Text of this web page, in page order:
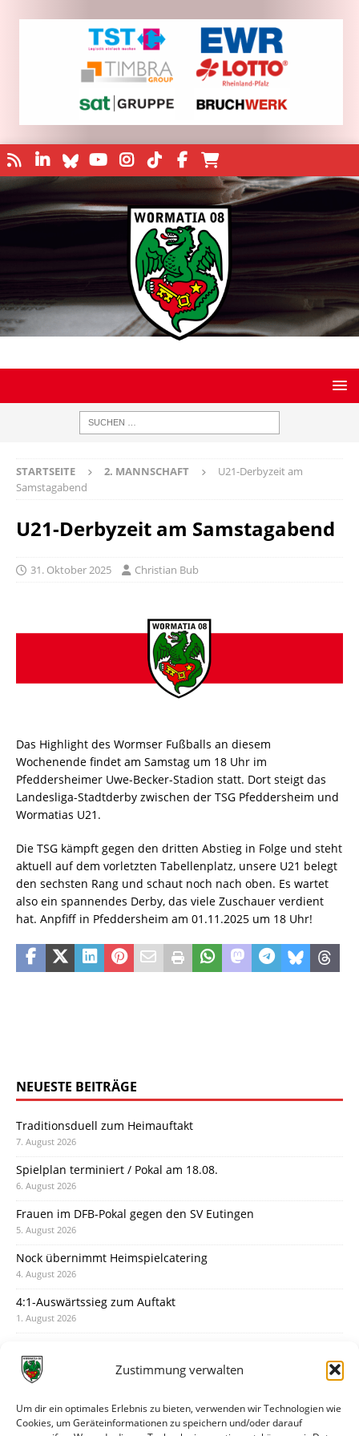
Zustimmung verwalten
Um dir ein optimales Erlebnis zu bieten, verwenden wir Technologien wie
Cookies, um Geräteinformationen zu speichern und/oder darauf
STARTSEITE 2. MANNSCHAFT
U21-Derbyzeit am
Samstagabend
U21-Derbyzeit am Samstagabend
31. Oktober 2025 Christian Bub
Das Highlight des Wormser Fußballs an diesem
Wochenende findet am Samstag um 18 Uhr im
Pfeddersheimer Uwe-Becker-Stadion statt. Dort steigt das
Landesliga-Stadtderby zwischen der TSG Pfeddersheim und
Wormatias U21.
Die TSG kämpft gegen den dritten Abstieg in Folge und steht
aktuell auf dem vorletzten Tabellenplatz, unsere U21 belegt
den sechsten Rang und schaut noch nach oben. Es wartet
also ein spannendes Derby, das viele Zuschauer verdient
hat. Anpfiff in Pfeddersheim am 01.11.2025 um 18 Uhr!
NEUESTE BEITRÄGE
Traditionsduell zum Heimauftakt
7. August 2026
Spielplan terminiert / Pokal am 18.08.
6. August 2026
Frauen im DFB-Pokal gegen den SV Eutingen
5. August 2026
Nock übernimmt Heimspielcatering
4. August 2026
4:1-Auswärtssieg zum Auftakt
1. August 2026
31. Juli 2026
30. Juli 2026